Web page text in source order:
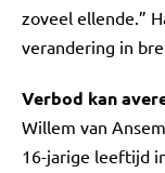
zoveel ellende.”
verandering in
Verbod kan
Willem van
16-jarige leeftijd